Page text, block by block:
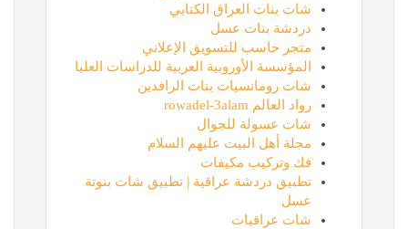
شات بنات العراق الكتابي
دردشة بنات عسل
متجر حاسب للتسويق الإعلاني
المؤسسة الأوروبية العربية للدراسات العليا
شات رومانسيات بنات الرافدين
رواد العالم rowadel-3alam
شات عسولة للجوال
مجلة أهل البيت عليهم السلام
فك وتركيب مكيفات
تطبيق دردشة عراقية | تطبيق شات بنوتة
عسل
شات عراقيات